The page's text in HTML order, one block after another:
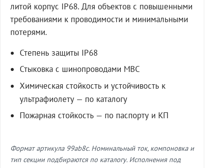
литой корпус IP68. Для объектов с повышенными
требованиями к проводимости и минимальными
потерями.
Степень защиты IP68
Стыковка с шинопроводами МВС
Химическая стойкость и устойчивость к
ультрафиолету — по каталогу
Пожарная стойкость — по паспорту и КП
Формат артикула 99ab8c. Номинальный ток, компоновка и
тип секции подбираются по каталогу. Исполнения под